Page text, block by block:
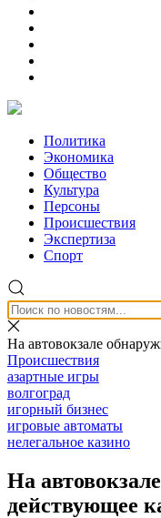
Политика
Экономика
Общество
Культура
Персоны
Происшествия
Экспертиза
Спорт
На автовокзале
Происшествия
азартные игры
волгоград
игорный бизнес
игровые автоматы
нелегальное казино
На
действующее